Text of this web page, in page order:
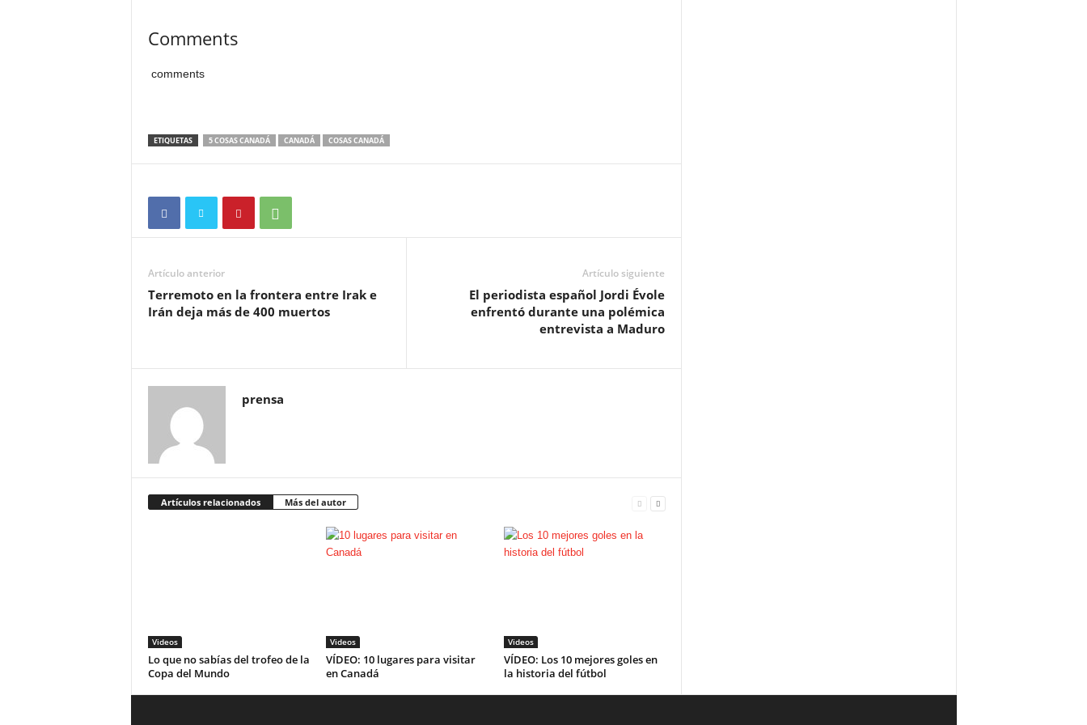
Comments
comments
ETIQUETAS 5 COSAS CANADÁ CANADÁ COSAS CANADÁ
Artículo anterior
Terremoto en la frontera entre Irak e
Irán deja más de 400 muertos
Artículo siguiente
El periodista español Jordi Évole
enfrentó durante una polémica
entrevista a Maduro
prensa
Artículos relacionados Más del autor
Videos
Lo que no sabías del trofeo de la
Copa del Mundo
Videos
VÍDEO: 10 lugares para visitar
en Canadá
Videos
VÍDEO: Los 10 mejores goles en
la historia del fútbol